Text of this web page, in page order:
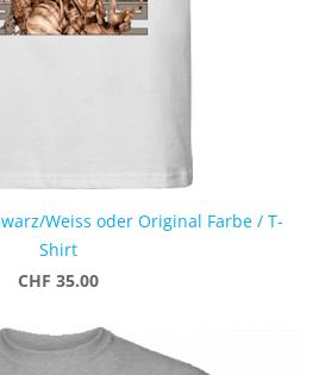
Weiss oder Original Farbe / T-
Shirt
CHF 35.00